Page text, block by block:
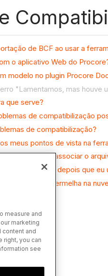
de BCF ao usar a
o aplicativo Web do
modelo no plugin Procore
"Lamentamos, mas
que serve?
de compatibilização
de compatibilização?
meus pontos de vista na
após associar o
pontos de vista depois que
de linha vermelha na
measure and
marketing
content and
right, you can
see